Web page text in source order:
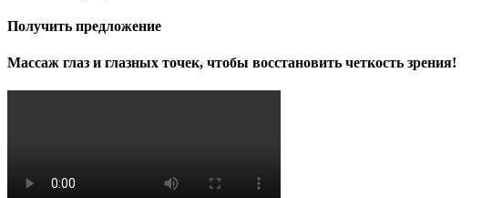
Получить предложение
Массаж глаз и глазных точек, чтобы восстановить четкость зрения!